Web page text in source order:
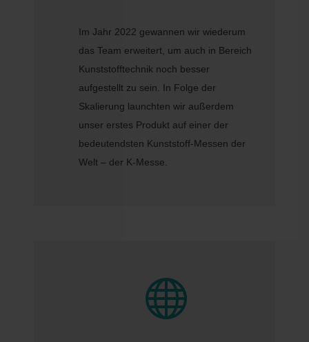
Im Jahr 2022 gewannen wir wiederum
das Team erweitert, um auch in Bereich
Kunststofftechnik noch besser
aufgestellt zu sein. In Folge der
Skalierung launchten wir außerdem
unser erstes Produkt auf einer der
bedeutendsten Kunststoff-Messen der
Welt – der K-Messe.
